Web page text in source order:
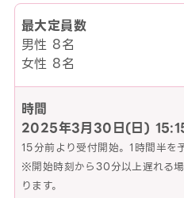
最大定員数
男性 8名
女性 8名
時間
2025年3月30日(日)
15分前より受付開始。1時間半を
※開始時刻から30分以上遅れる
ります。